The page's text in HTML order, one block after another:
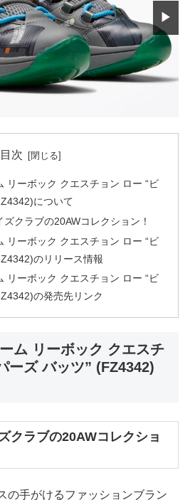
▶
目次
リーボック クエスチョン ロー “ビ
について
クラブの20AWコレクション！
リーボック クエスチョン ロー “ビ
のリリース情報
リーボック クエスチョン ロー “ビ
の発売先リンク
ム リーボック クエスチ
ーズ バッツ” (FZ4342)
クラブの20AWコレクショ
の手がけるファッションブラン